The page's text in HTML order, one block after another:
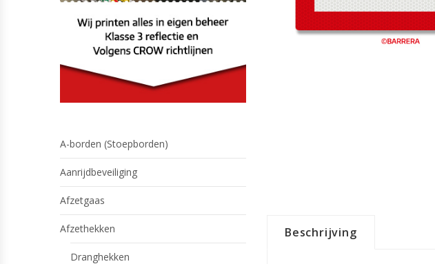
Beschrijving
A-borden (Stoepborden)
Aanrijdbeveiliging
Afzetgaas
Afzethekken
Dranghekken